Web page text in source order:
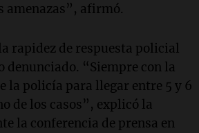
amenazas”, afirmó.
rapidez de respuesta policial
denunciado. “Siempre con la
la policía para llegar entre 5 y 6
de los casos”, explicó la
la conferencia de prensa en